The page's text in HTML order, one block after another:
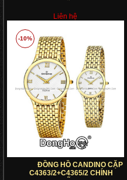
Liên hệ
-10%
ĐỒNG HỒ CANDINO CẶP
C4363/2+C4365/2 CHÍNH